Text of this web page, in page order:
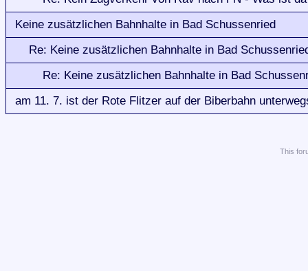
Keine zusätzlichen Bahnhalte in Bad Schussenried
Re: Keine zusätzlichen Bahnhalte in Bad
Re: Keine zusätzlichen Bahnhalte in Bad
am 11. 7. ist der Rote Flitzer auf der Biberbahn
This